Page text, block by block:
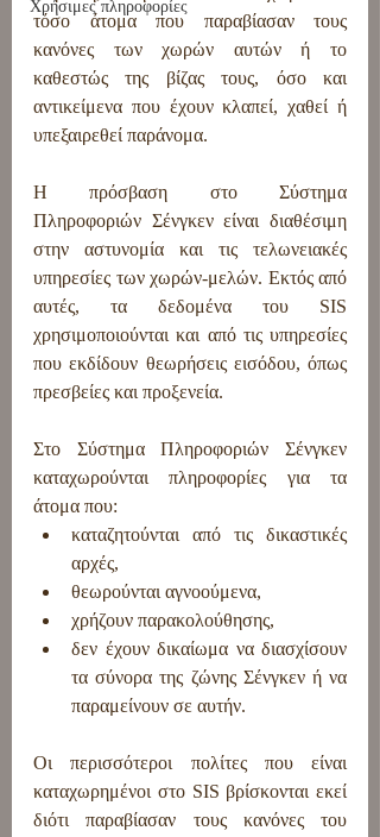
Χρήσιμες πληροφορίες
τόσο άτομα που παραβίασαν τους
κανόνες των χωρών αυτών ή το
καθεστώς της βίζας τους, όσο και
αντικείμενα που έχουν κλαπεί, χαθεί ή
υπεξαιρεθεί παράνομα.
Η πρόσβαση στο Σύστημα
Πληροφοριών Σένγκεν είναι διαθέσιμη
στην αστυνομία και τις τελωνειακές
υπηρεσίες των χωρών-μελών. Εκτός από
αυτές, τα δεδομένα του SIS
χρησιμοποιούνται και από τις υπηρεσίες
που εκδίδουν θεωρήσεις εισόδου, όπως
πρεσβείες και προξενεία.
Στο Σύστημα Πληροφοριών Σένγκεν
καταχωρούνται πληροφορίες για τα
άτομα που:
καταζητούνται από τις δικαστικές
αρχές,
θεωρούνται αγνοούμενα,
χρήζουν παρακολούθησης,
δεν έχουν δικαίωμα να διασχίσουν
τα σύνορα της ζώνης Σένγκεν ή να
παραμείνουν σε αυτήν.
Οι περισσότεροι πολίτες που είναι
καταχωρημένοι στο SIS βρίσκονται εκεί
διότι παραβίασαν τους κανόνες του